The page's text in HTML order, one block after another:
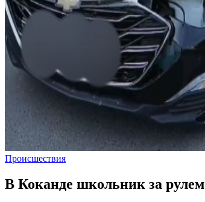
Происшествия
В Коканде школьник за